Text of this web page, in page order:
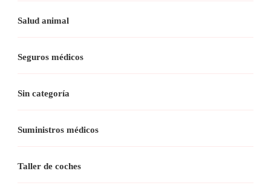
Salud animal
Seguros médicos
Sin categoría
Suministros médicos
Taller de coches